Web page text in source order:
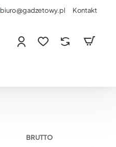
biuro@gadzetowy.pl Kontakt
BRUTTO